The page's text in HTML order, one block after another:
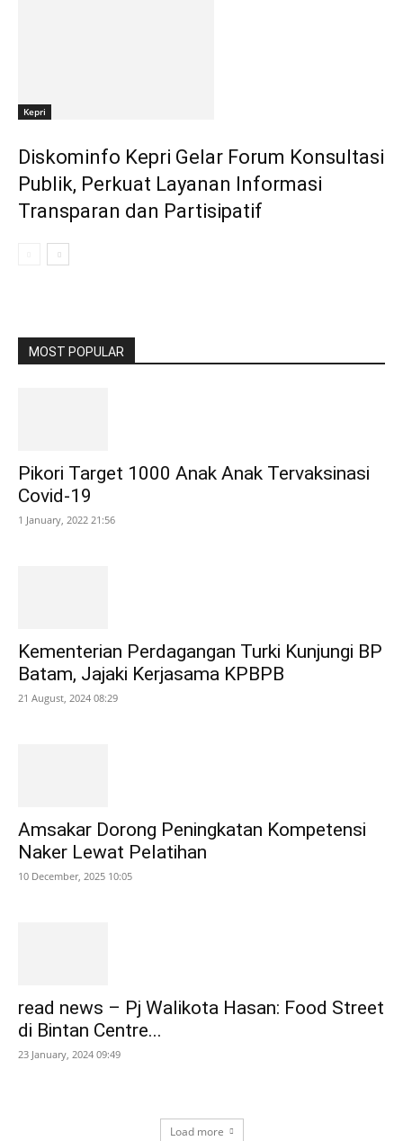
Kepri
Diskominfo Kepri Gelar Forum Konsultasi
Publik, Perkuat Layanan Informasi
Transparan dan Partisipatif
MOST POPULAR
Pikori Target 1000 Anak Anak Tervaksinasi
Covid-19
1 January, 2022 21:56
Kementerian Perdagangan Turki Kunjungi BP
Batam, Jajaki Kerjasama KPBPB
21 August, 2024 08:29
Amsakar Dorong Peningkatan Kompetensi
Naker Lewat Pelatihan
10 December, 2025 10:05
read news – Pj Walikota Hasan: Food Street
di Bintan Centre...
23 January, 2024 09:49
Load more